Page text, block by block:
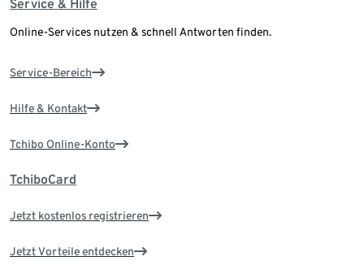
Service & Hilfe
Online-Services nutzen & schnell Antworten finden.
Service-Bereich
Hilfe & Kontakt
Tchibo Online-Konto
TchiboCard
Jetzt kostenlos registrieren
Jetzt Vorteile entdecken